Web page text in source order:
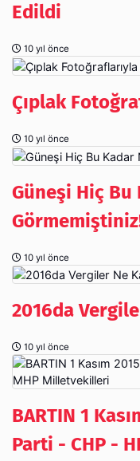
Edildi
10 yıl önce
Çıplak
10 yıl önce
Güneşi Hiç Bu
10 yıl önce
2016da
10 yıl önce
BARTIN 1
Parti - CHP -